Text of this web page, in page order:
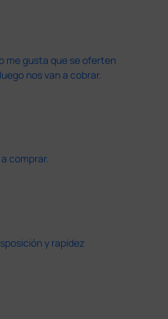
me gusta que se oferten
nos van a cobrar.
comprar.
y rapidez